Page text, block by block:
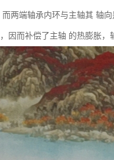
两端轴承内环与主轴其 轴
而补偿了主轴 的热膨胀，